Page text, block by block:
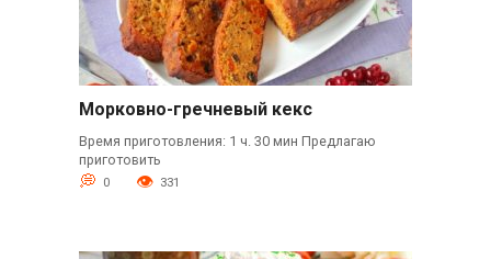
Морковно-гречневый кекс
Время приготовления: 1 ч. 30 мин Предлагаю
приготовить
0 331